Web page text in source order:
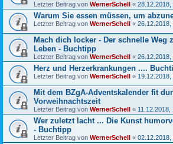
Letzter Beitrag von WernerSchell « 28.12.2018,
Warum Sie essen müssen, um
Letzter Beitrag von WernerSchell « 26.12.2018,
Mach dich locker - Der schnelle Weg
Leben - Buchtipp
Letzter Beitrag von WernerSchell « 26.12.2018,
Herz und Herzerkrankungen ....
Letzter Beitrag von WernerSchell « 19.12.2018,
Mit dem BZgA-Adventskalender fit
Vorweihnachtszeit
Letzter Beitrag von WernerSchell « 11.12.2018,
Wer zuletzt lacht ... Die Kunst
- Buchtipp
Letzter Beitrag von WernerSchell « 02.12.2018,